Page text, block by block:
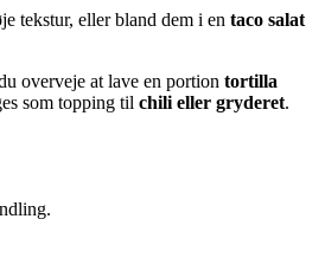
tekstur, eller bland dem i en taco salat
overveje at lave en portion tortilla
som topping til chili eller gryderet.